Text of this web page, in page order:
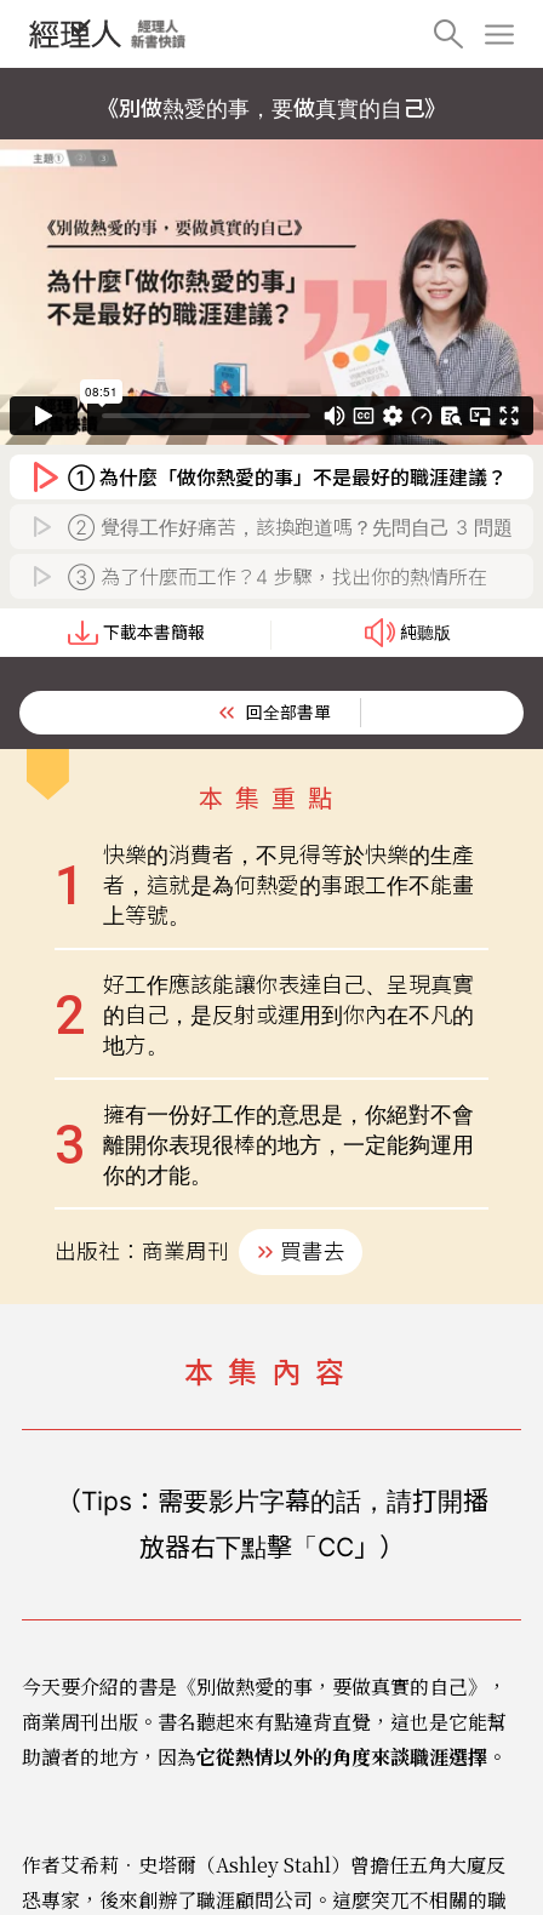
《別做熱愛的事，要做真實的自己》
① 為什麼「做你熱愛的事」不是最好的職涯建議？
② 覺得工作好痛苦，該換跑道嗎？先問自己 3 問題
③ 為了什麼而工作？4 步驟，找出你的熱情所在
下載本書簡報 純聽版
回全部書單
本集重點
快樂的消費者，不見得等於快樂的生產
者，這就是為何熱愛的事跟工作不能畫
上等號。
好工作應該能讓你表達自己、呈現真實
的自己，是反射或運用到你內在不凡的
地方。
擁有一份好工作的意思是，你絕對不會
離開你表現很棒的地方，一定能夠運用
你的才能。
出版社：商業周刊 買書去
本集內容
（Tips：需要影片字幕的話，請打開播
放器右下點擊「CC」）
今天要介紹的書是《別做熱愛的事，要做真實的自己》，
商業周刊出版。書名聽起來有點違背直覺，這也是它能幫
助讀者的地方，因為它從熱情以外的角度來談職涯選擇 。
作者艾希莉．史塔爾（Ashley Stahl）曾擔任五角大廈反
恐專家，後來創辦了職涯顧問公司。這麼突兀不相關的職